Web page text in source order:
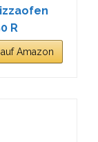
R
Amazon